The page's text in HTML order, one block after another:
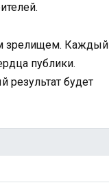
зрелищем. Каждый
публики.
будет